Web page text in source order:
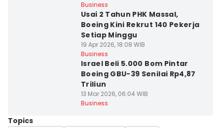
Business
Usai 2 Tahun PHK Massal,
Boeing Kini Rekrut 140 Pekerja
Setiap Minggu
19 Apr 2026, 18:08 WIB
Business
Israel Beli 5.000 Bom Pintar
Boeing GBU-39 Senilai Rp4,87
Triliun
13 Mar 2026, 06:04 WIB
Business
Topics